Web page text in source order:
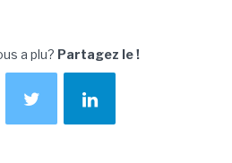
a plu? Partagez le !